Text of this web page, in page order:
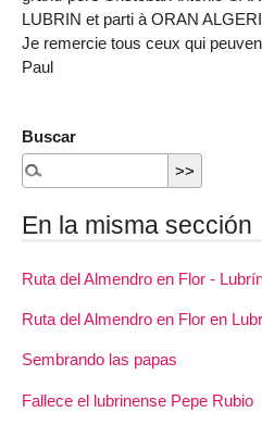
LUBRIN et parti à ORAN
Je remercie tous ceux qui
Paul
Buscar
En la misma sección
Ruta del Almendro en Flor -
Ruta del Almendro en Flor en
Sembrando las papas
Fallece el lubrinense Pepe Rubio